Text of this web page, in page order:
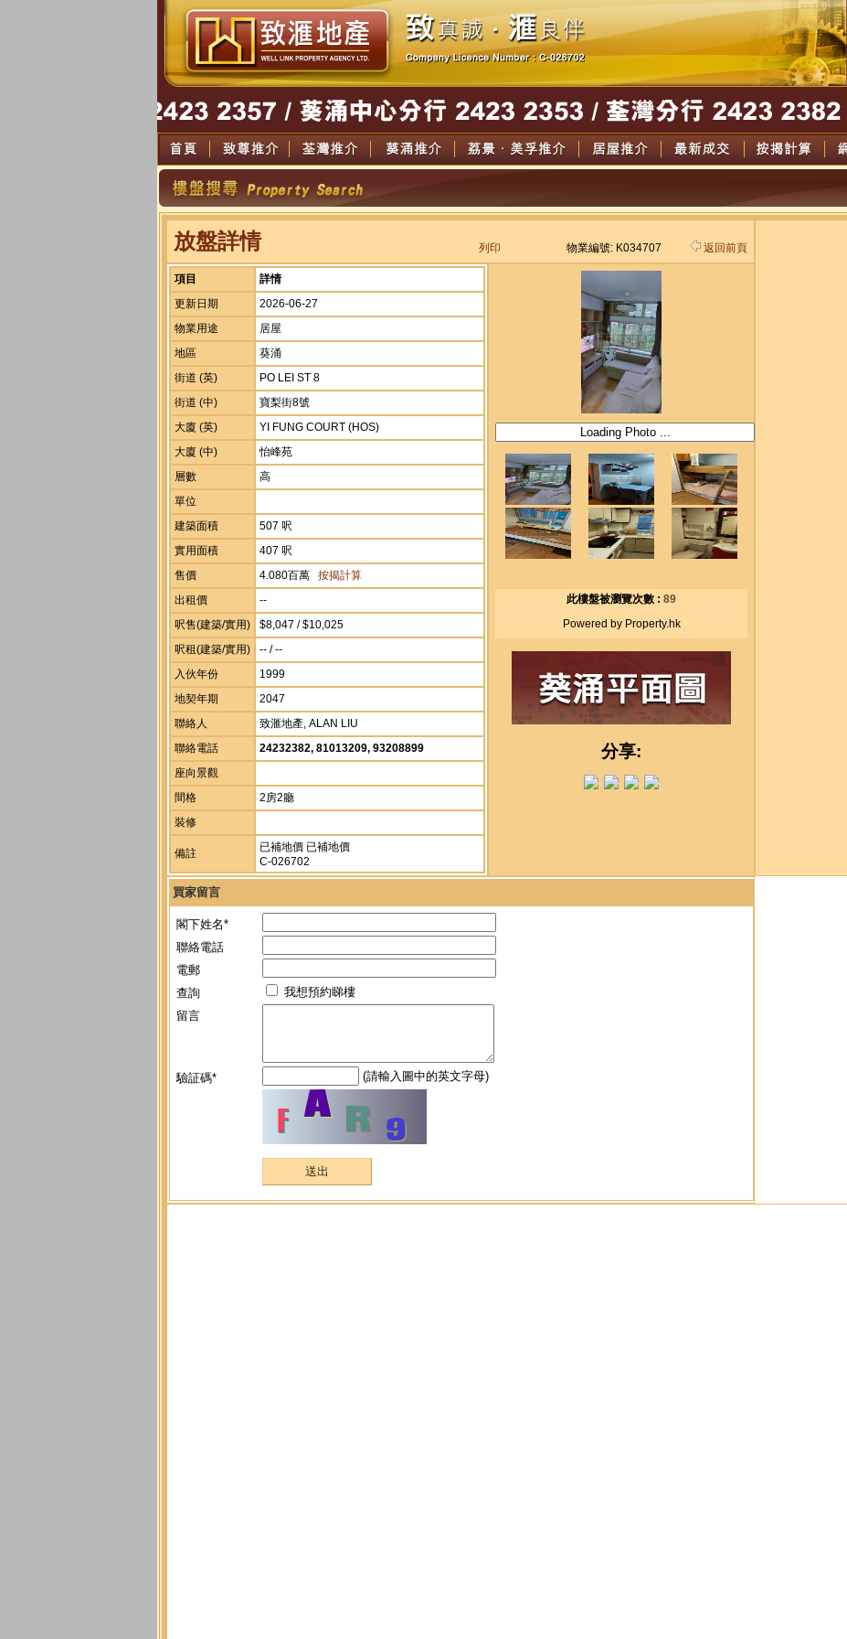
放盤詳情 列印 物業編號: K034707 返回前頁
項目
詳情
更新日期
2026-06-27
物業用途
居屋
地區
葵涌
街道 (英)
PO LEI ST 8
街道 (中)
寶梨街8號
大廈 (英)
YI FUNG COURT (HOS)
大廈 (中)
怡峰苑
層數
高
單位
建築面積
507 呎
實用面積
407 呎
售價
4.080百萬 按揭計算
出租價
--
呎售(建築/實用)
$8,047 / $10,025
呎租(建築/實用)
-- / --
入伙年份
1999
地契年期
2047
聯絡人
致滙地產, ALAN LIU
聯絡電話
24232382, 81013209, 93208899
座向景觀
間格
2房2廳
裝修
備註
已補地價 已補地價
C-026702
此樓盤被瀏覽次數 : 89
Powered by Property.hk
分享:
買家留言
閣下姓名*
聯絡電話
電郵
查詢
我想預約睇樓
留言
驗証碼* (請輸入圖中的英文字母)